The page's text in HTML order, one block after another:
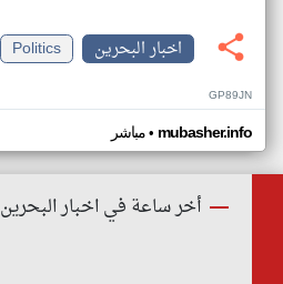
اخبار البحرين
Politics
GP89JN
مباشر• mubasher.info
أخر ساعة في اخبار البحرين